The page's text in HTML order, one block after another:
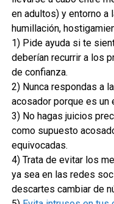
en adultos) y entorno a
humillación,
1) Pide ayuda si te
deberían recurrir a los
de confianza.
2) Nunca respondas a
acosador porque es un
3) No hagas juicios
como supuesto
equivocadas.
4) Trata de evitar los
ya sea en las redes
descartes cambiar de